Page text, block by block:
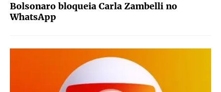
Bolsonaro bloqueia Carla Zambelli no
WhatsApp